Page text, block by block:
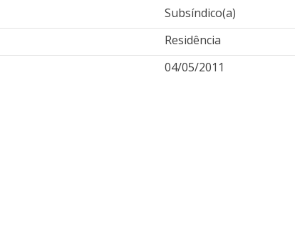
Subsíndico(a)
Residência
04/05/2011